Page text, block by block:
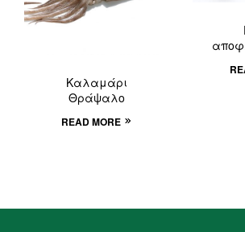
Καλαμάρι
Θράψαλο
READ MORE